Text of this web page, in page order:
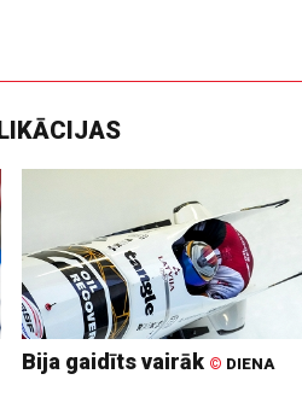
Bija gaidīts vairāk © DIENA